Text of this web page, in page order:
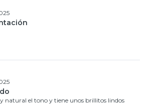
natural el tono y tiene unos brillitos lindos